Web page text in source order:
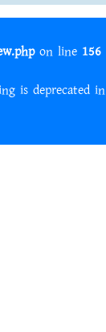
on line 156
is deprecated in